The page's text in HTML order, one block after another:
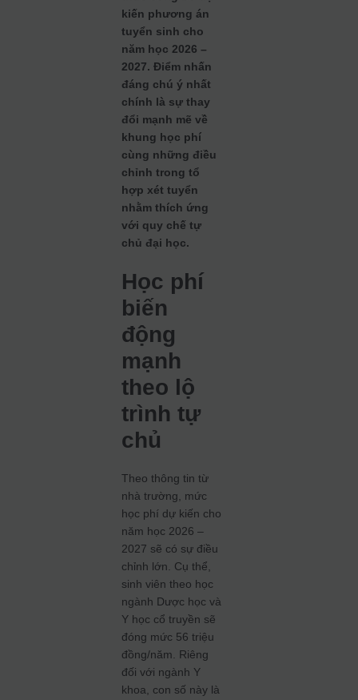
kiến phương án
tuyển sinh cho
năm học 2026 –
2027. Điểm nhấn
đáng chú ý nhất
chính là sự thay
đổi mạnh mẽ về
khung học phí
cùng những điều
chỉnh trong tổ
hợp xét tuyển
nhằm thích ứng
với quy chế tự
chủ đại học.
Học phí
biến
động
mạnh
theo lộ
trình tự
chủ
Theo thông tin từ
nhà trường, mức
học phí dự kiến cho
năm học 2026 –
2027 sẽ có sự điều
chỉnh lớn. Cụ thể,
sinh viên theo học
ngành Dược học và
Y học cổ truyền sẽ
đóng mức 56 triệu
đồng/năm. Riêng
đối với ngành Y
khoa, con số này là